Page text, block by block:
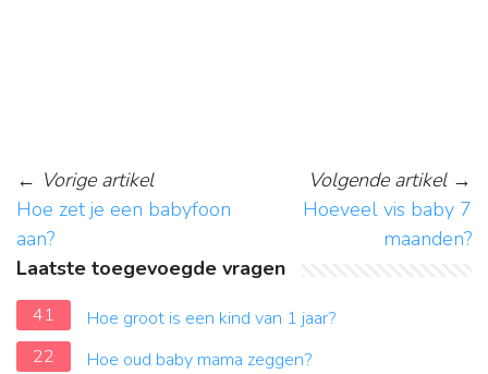
← Vorige artikel
Hoe zet je een babyfoon
aan?
Volgende artikel→
Hoeveel vis baby 7
maanden?
Laatste toegevoegde vragen
41
Hoe groot is een kind van 1 jaar?
22
Hoe oud baby mama zeggen?